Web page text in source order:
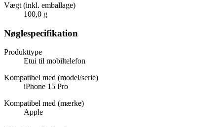
Vægt (inkl. emballage)
100,0 g
Nøglespecifikation
Produkttype
Etui til mobiltelefon
Kompatibel med (model/serie)
iPhone 15 Pro
Kompatibel med (mærke)
Apple